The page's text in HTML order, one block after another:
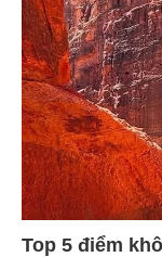
Top 5 điểm